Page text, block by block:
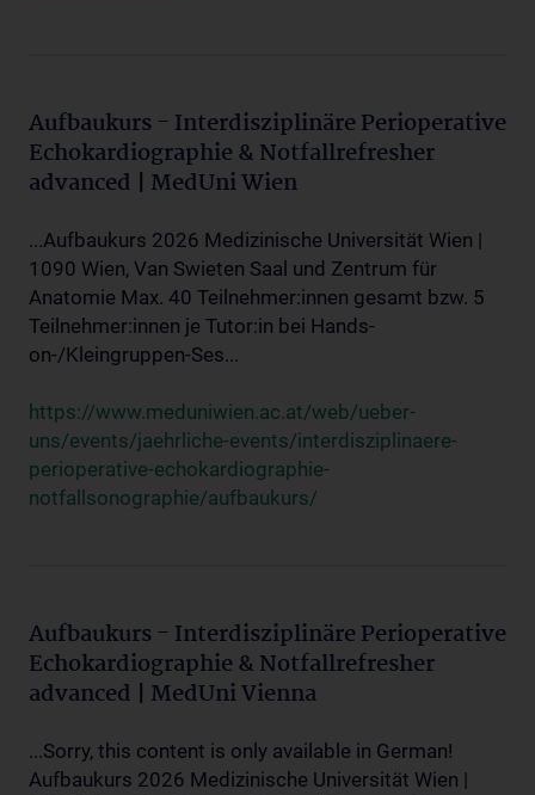
Aufbaukurs - Interdisziplinäre Perioperative
Echokardiographie & Notfallrefresher
advanced | MedUni Wien
...Aufbaukurs 2026 Medizinische Universität Wien |
1090 Wien, Van Swieten Saal und Zentrum für
Anatomie Max. 40 Teilnehmer:innen gesamt bzw. 5
Teilnehmer:innen je Tutor:in bei Hands-
on-/Kleingruppen-Ses...
https://www.meduniwien.ac.at/web/ueber-
uns/events/jaehrliche-events/interdisziplinaere-
perioperative-echokardiographie-
notfallsonographie/aufbaukurs/
Aufbaukurs - Interdisziplinäre Perioperative
Echokardiographie & Notfallrefresher
advanced | MedUni Vienna
...Sorry, this content is only available in German!
Aufbaukurs 2026 Medizinische Universität Wien |